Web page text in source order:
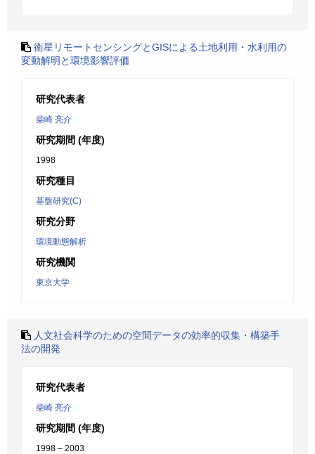
衛星リモートセンシングとGISによる土地利用・水利用の
変動解明と環境影響評価
研究代表者
柴崎 亮介
研究期間 (年度)
1998
研究種目
基盤研究(C)
研究分野
環境動態解析
研究機関
東京大学
人文社会科学のための空間データの効率的収集・構築手
法の開発
研究代表者
柴崎 亮介
研究期間 (年度)
1998 – 2003